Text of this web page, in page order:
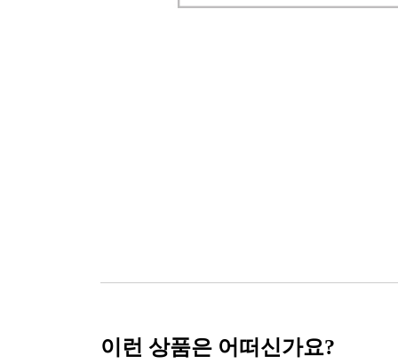
이런 상품은 어떠신가요?